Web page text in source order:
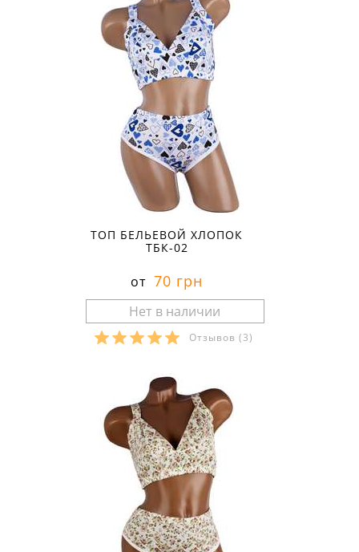
ТОП БЕЛЬЕВОЙ ХЛОПОК
ТБК-02
от 70 грн
Отзывов (3)